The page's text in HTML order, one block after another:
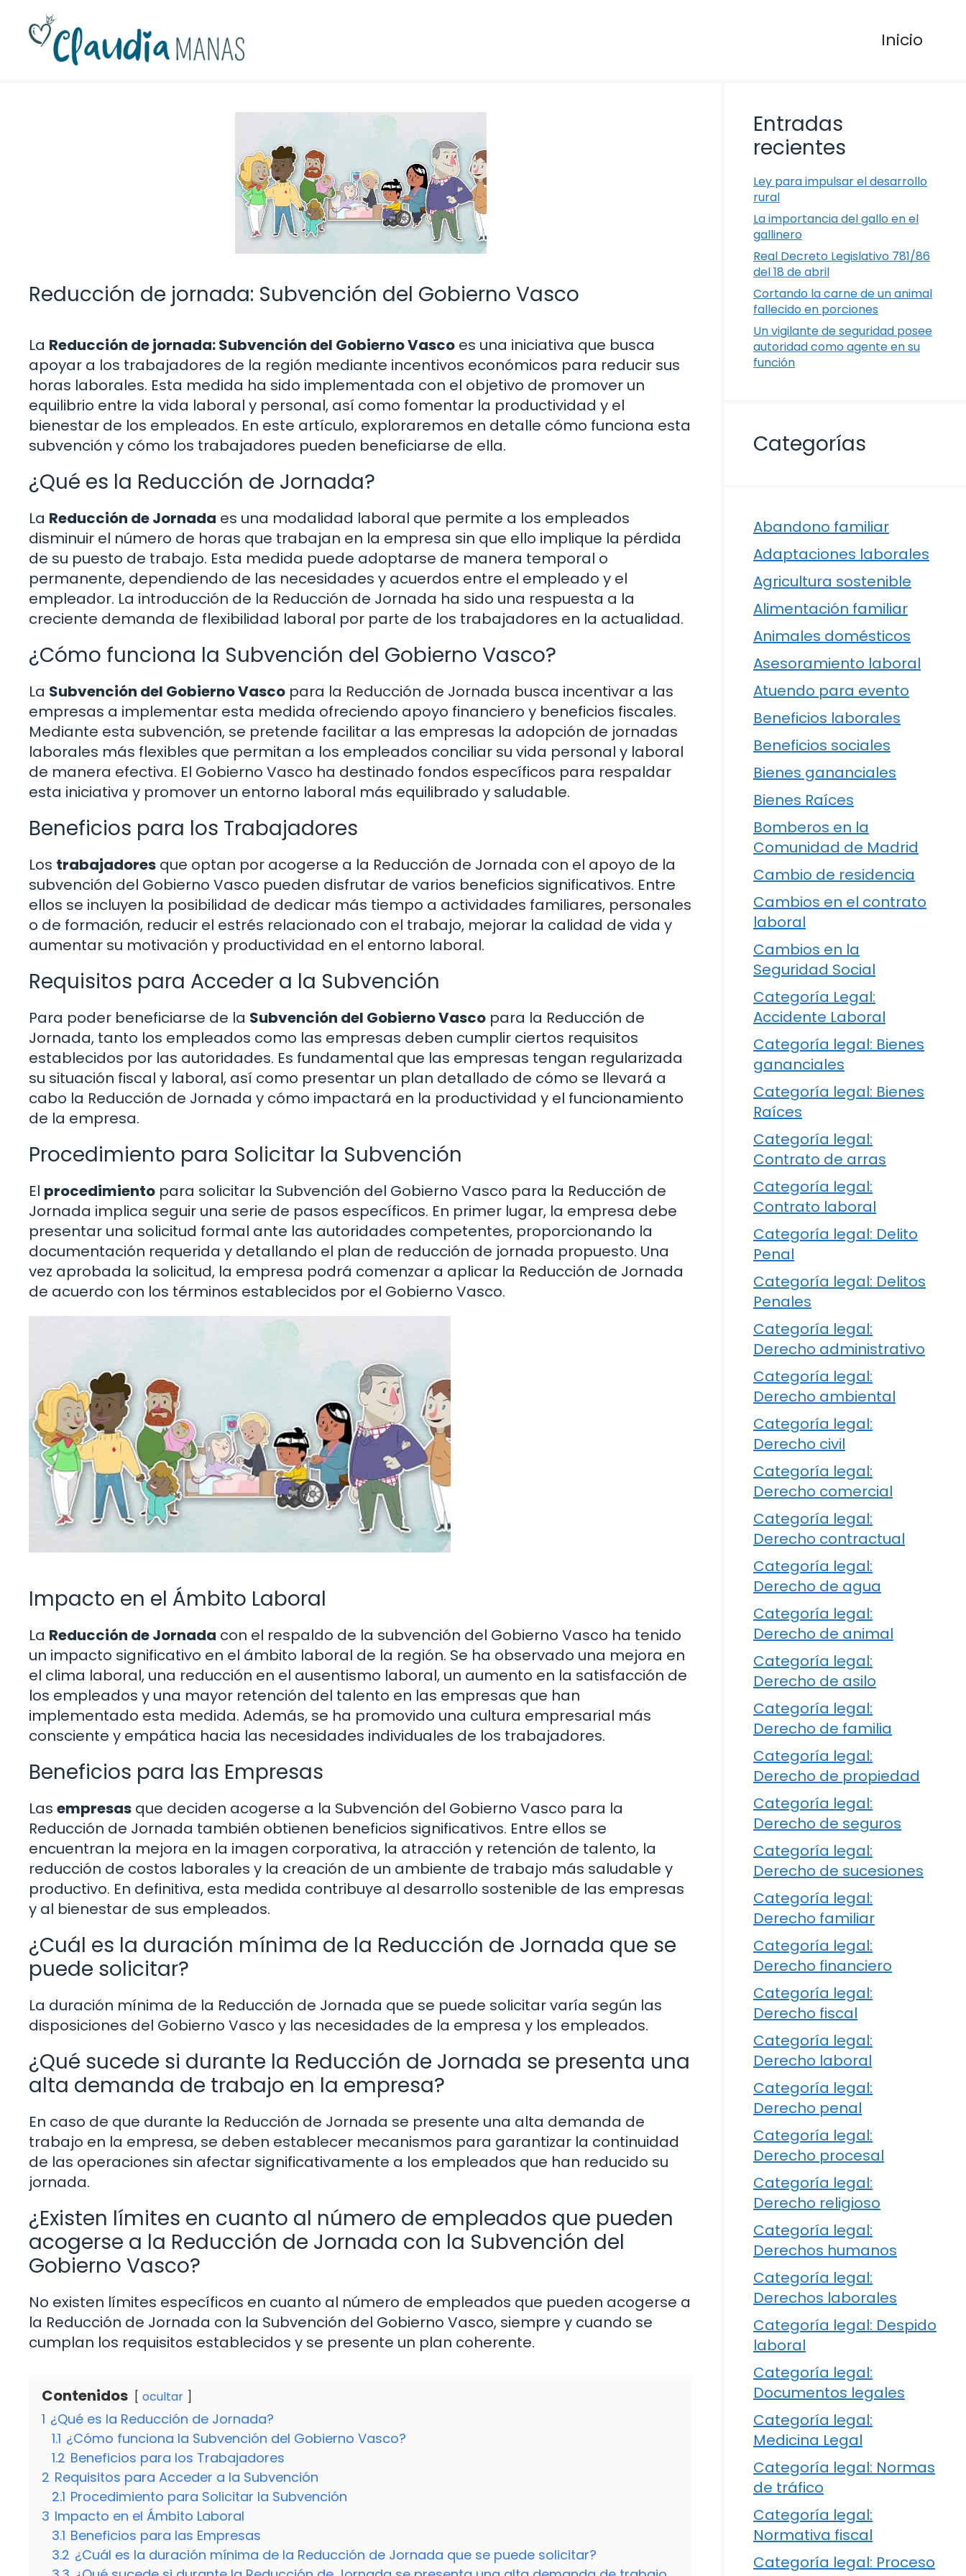
contenido
Inicio
Reducción de jornada: Subvención del Gobierno Vasco
La Reducción de jornada: Subvención del Gobierno Vasco es una iniciativa que busca
apoyar a los trabajadores de la región mediante incentivos económicos para reducir sus
horas laborales. Esta medida ha sido implementada con el objetivo de promover un
equilibrio entre la vida laboral y personal, así como fomentar la productividad y el
bienestar de los empleados. En este artículo, exploraremos en detalle cómo funciona esta
subvención y cómo los trabajadores pueden beneficiarse de ella.
¿Qué es la Reducción de Jornada?
La Reducción de Jornada es una modalidad laboral que permite a los empleados
disminuir el número de horas que trabajan en la empresa sin que ello implique la pérdida
de su puesto de trabajo. Esta medida puede adoptarse de manera temporal o
permanente, dependiendo de las necesidades y acuerdos entre el empleado y el
empleador. La introducción de la Reducción de Jornada ha sido una respuesta a la
creciente demanda de flexibilidad laboral por parte de los trabajadores en la actualidad.
¿Cómo funciona la Subvención del Gobierno Vasco?
La Subvención del Gobierno Vasco para la Reducción de Jornada busca incentivar a las
empresas a implementar esta medida ofreciendo apoyo financiero y beneficios fiscales.
Mediante esta subvención, se pretende facilitar a las empresas la adopción de jornadas
laborales más flexibles que permitan a los empleados conciliar su vida personal y laboral
de manera efectiva. El Gobierno Vasco ha destinado fondos específicos para respaldar
esta iniciativa y promover un entorno laboral más equilibrado y saludable.
Beneficios para los Trabajadores
Los trabajadores que optan por acogerse a la Reducción de Jornada con el apoyo de la
subvención del Gobierno Vasco pueden disfrutar de varios beneficios significativos. Entre
ellos se incluyen la posibilidad de dedicar más tiempo a actividades familiares, personales
o de formación, reducir el estrés relacionado con el trabajo, mejorar la calidad de vida y
aumentar su motivación y productividad en el entorno laboral.
Requisitos para Acceder a la Subvención
Para poder beneficiarse de la Subvención del Gobierno Vasco para la Reducción de
Jornada, tanto los empleados como las empresas deben cumplir ciertos requisitos
establecidos por las autoridades. Es fundamental que las empresas tengan regularizada
su situación fiscal y laboral, así como presentar un plan detallado de cómo se llevará a
cabo la Reducción de Jornada y cómo impactará en la productividad y el funcionamiento
de la empresa.
Procedimiento para Solicitar la Subvención
El procedimiento para solicitar la Subvención del Gobierno Vasco para la Reducción de
Jornada implica seguir una serie de pasos específicos. En primer lugar, la empresa debe
presentar una solicitud formal ante las autoridades competentes, proporcionando la
documentación requerida y detallando el plan de reducción de jornada propuesto. Una
vez aprobada la solicitud, la empresa podrá comenzar a aplicar la Reducción de Jornada
de acuerdo con los términos establecidos por el Gobierno Vasco.
Impacto en el Ámbito Laboral
La Reducción de Jornada con el respaldo de la subvención del Gobierno Vasco ha tenido
un impacto significativo en el ámbito laboral de la región. Se ha observado una mejora en
el clima laboral, una reducción en el ausentismo laboral, un aumento en la satisfacción de
los empleados y una mayor retención del talento en las empresas que han
implementado esta medida. Además, se ha promovido una cultura empresarial más
consciente y empática hacia las necesidades individuales de los trabajadores.
Beneficios para las Empresas
Las empresas que deciden acogerse a la Subvención del Gobierno Vasco para la
Reducción de Jornada también obtienen beneficios significativos. Entre ellos se
encuentran la mejora en la imagen corporativa, la atracción y retención de talento, la
reducción de costos laborales y la creación de un ambiente de trabajo más saludable y
productivo. En definitiva, esta medida contribuye al desarrollo sostenible de las empresas
y al bienestar de sus empleados.
¿Cuál es la duración mínima de la Reducción de Jornada que se
puede solicitar?
La duración mínima de la Reducción de Jornada que se puede solicitar varía según las
disposiciones del Gobierno Vasco y las necesidades de la empresa y los empleados.
¿Qué sucede si durante la Reducción de Jornada se presenta una
alta demanda de trabajo en la empresa?
En caso de que durante la Reducción de Jornada se presente una alta demanda de
trabajo en la empresa, se deben establecer mecanismos para garantizar la continuidad
de las operaciones sin afectar significativamente a los empleados que han reducido su
jornada.
¿Existen límites en cuanto al número de empleados que pueden
acogerse a la Reducción de Jornada con la Subvención del
Gobierno Vasco?
No existen límites específicos en cuanto al número de empleados que pueden acogerse a
la Reducción de Jornada con la Subvención del Gobierno Vasco, siempre y cuando se
cumplan los requisitos establecidos y se presente un plan coherente.
Contenidos ocultar
1 ¿Qué es la Reducción de Jornada?
1.1 ¿Cómo funciona la Subvención del Gobierno Vasco?
1.2 Beneficios para los Trabajadores
2 Requisitos para Acceder a la Subvención
2.1 Procedimiento para Solicitar la Subvención
3 Impacto en el Ámbito Laboral
3.1 Beneficios para las Empresas
3.2 ¿Cuál es la duración mínima de la Reducción de Jornada que se puede solicitar?
Entradas
recientes
Ley para impulsar el desarrollo
rural
La importancia del gallo en el
gallinero
Real Decreto Legislativo 781/86
del 18 de abril
Cortando la carne de un animal
fallecido en porciones
Un vigilante de seguridad posee
autoridad como agente en su
función
Categorías
Abandono familiar
Adaptaciones laborales
Agricultura sostenible
Alimentación familiar
Animales domésticos
Asesoramiento laboral
Atuendo para evento
Beneficios laborales
Beneficios sociales
Bienes gananciales
Bienes Raíces
Bomberos en la
Comunidad de Madrid
Cambio de residencia
Cambios en el contrato
laboral
Cambios en la
Seguridad Social
Categoría Legal:
Accidente Laboral
Categoría legal: Bienes
gananciales
Categoría legal: Bienes
Raíces
Categoría legal:
Contrato de arras
Categoría legal:
Contrato laboral
Categoría legal: Delito
Penal
Categoría legal: Delitos
Penales
Categoría legal:
Derecho administrativo
Categoría legal:
Derecho ambiental
Categoría legal:
Derecho civil
Categoría legal:
Derecho comercial
Categoría legal:
Derecho contractual
Categoría legal:
Derecho de agua
Categoría legal:
Derecho de animal
Categoría legal:
Derecho de asilo
Categoría legal:
Derecho de familia
Categoría legal:
Derecho de propiedad
Categoría legal:
Derecho de seguros
Categoría legal:
Derecho de sucesiones
Categoría legal:
Derecho familiar
Categoría legal:
Derecho financiero
Categoría legal:
Derecho fiscal
Categoría legal:
Derecho laboral
Categoría legal:
Derecho penal
Categoría legal:
Derecho procesal
Categoría legal:
Derecho religioso
Categoría legal:
Derechos humanos
Categoría legal:
Derechos laborales
Categoría legal: Despido
laboral
Categoría legal:
Documentos legales
Categoría legal:
Medicina Legal
Categoría legal: Normas
de tráfico
Categoría legal:
Normativa fiscal
Categoría legal: Proceso